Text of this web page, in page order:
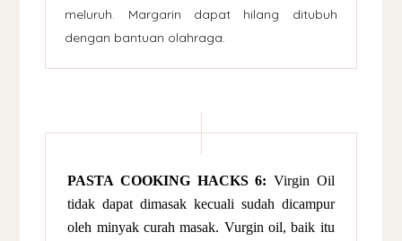
meluruh. Margarin dapat hilang ditubuh
dengan bantuan olahraga.
PASTA COOKING HACKS 6: Virgin Oil
tidak dapat dimasak kecuali sudah dicampur
oleh minyak curah masak. Vurgin oil, baik itu